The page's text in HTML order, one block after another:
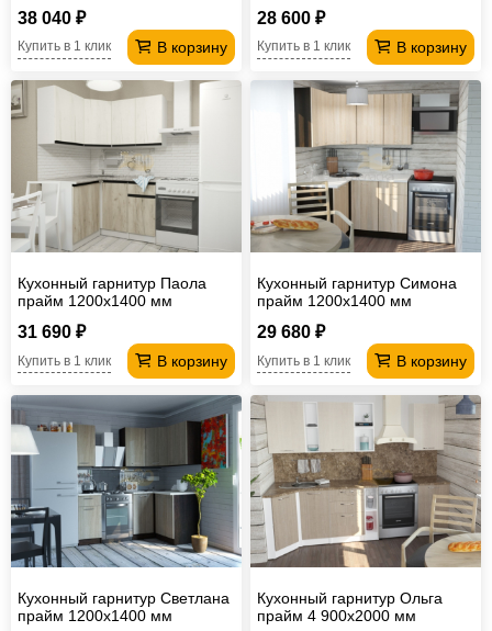
38 040 ₽
В корзину
Купить в 1 клик
28 600 ₽
В корзину
Купить в 1 клик
Кухонный гарнитур Паола
прайм 1200х1400 мм
31 690 ₽
В корзину
Купить в 1 клик
Кухонный гарнитур Симона
прайм 1200х1400 мм
29 680 ₽
В корзину
Купить в 1 клик
Кухонный гарнитур Светлана
прайм 1200х1400 мм
Кухонный гарнитур Ольга
прайм 4 900х2000 мм